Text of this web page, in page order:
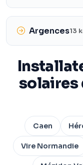
Argences13
solaires
Caen
Vire Normandie